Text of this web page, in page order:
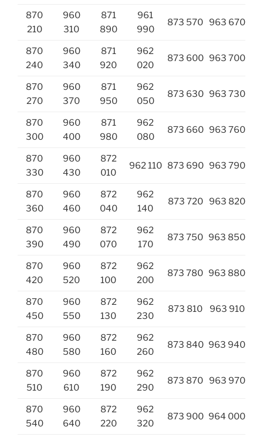
870
210
960
310
871
890
961
990
873 570 963 670
870
240
960
340
871
920
962
020
873 600 963 700
870
270
960
370
871
950
962
050
873 630 963 730
870
300
960
400
871
980
962
080
873 660 963 760
870
330
960
430
872
010
962 110 873 690 963 790
870
360
960
460
872
040
962
140
873 720 963 820
870
390
960
490
872
070
962
170
873 750 963 850
870
420
960
520
872
100
962
200
873 780 963 880
870
450
960
550
872
130
962
230
873 810 963 910
870
480
960
580
872
160
962
260
873 840 963 940
870
510
960
610
872
190
962
290
873 870 963 970
870
540
960
640
872
220
962
320
873 900 964 000